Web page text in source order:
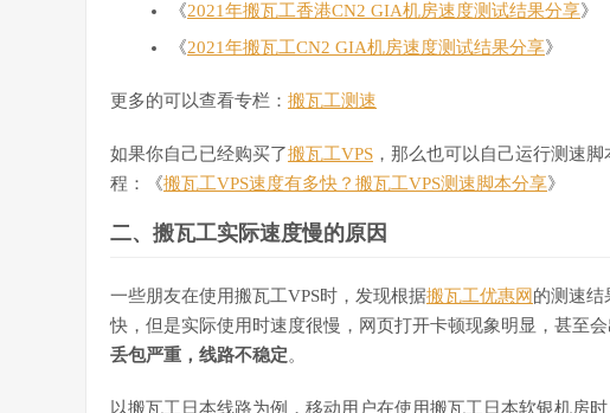
《2021年搬瓦工香港CN2 GIA机房速度测试结果分享》
《2021年搬瓦工CN2 GIA机房速度测试结果分享》
更多的可以查看专栏： 搬瓦工测速
如果你自己已经购买了搬瓦工VPS ，那么也可以自己运行测速
程：《搬瓦工VPS速度有多快？搬瓦工VPS测速脚本分享》
二、搬瓦工实际速度慢的原因
一些朋友在使用搬瓦工VPS时，发现根据搬瓦工优惠网 的测速结
快，但是实际使用时速度很慢，网页打开卡顿现象明显，甚至
丢包严重，线路不稳定。
以搬瓦工日本线路为例，移动用户在使用搬瓦工日本软银机房